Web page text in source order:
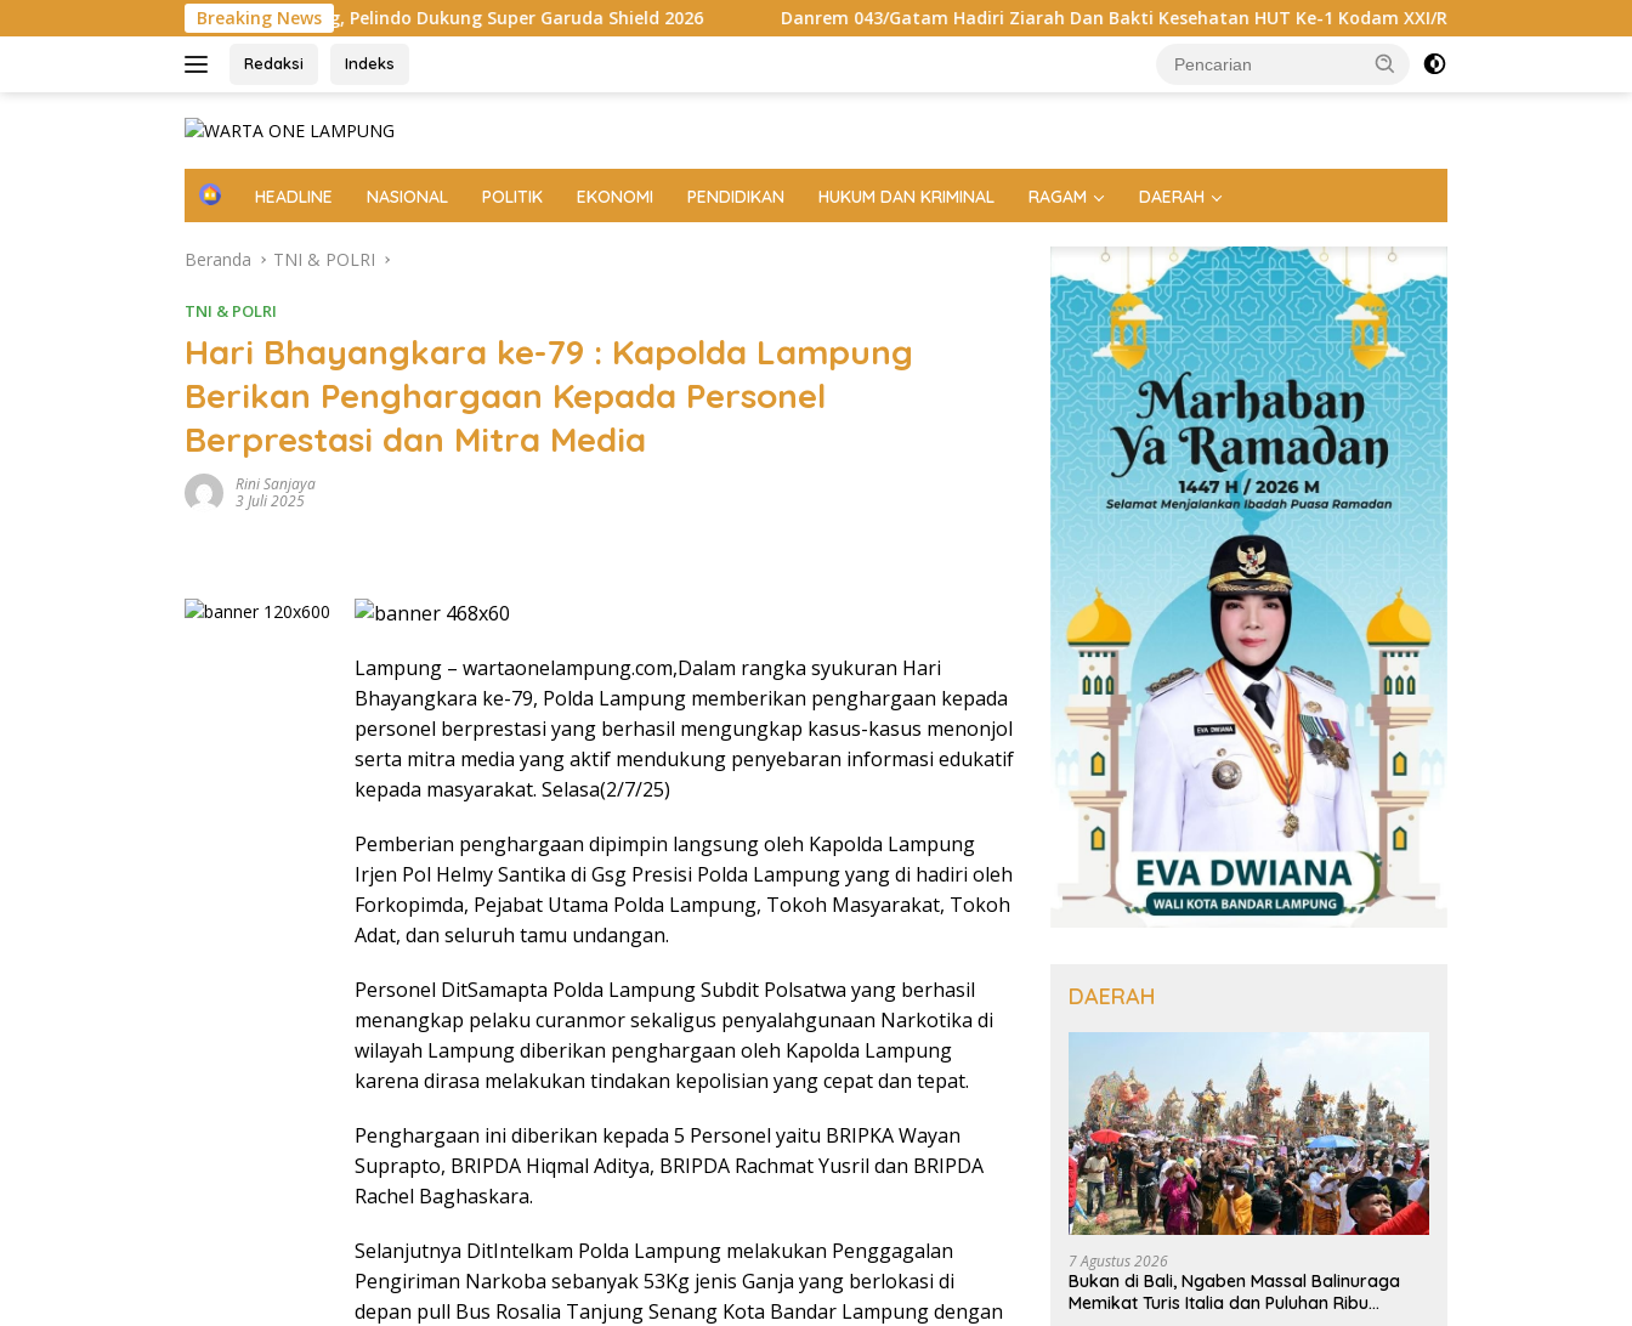
ke
Breaking News
Panjang, Pelindo Dukung Super Garuda Shield 2026 Danrem 043/Gatam Hadiri Ziarah Dan Bakti Kesehatan HUT Ke-1 Kodam XXI/Radin Inten Polemik Seleksi S3
Redaksi Indeks
H
e
HEADLINE NASIONAL POLITIK EKONOMI PENDIDIKAN HUKUM DAN KRIMINAL RAGAM DAERAH
Beranda TNI & POLRI
TNI & POLRI
Hari Bhayangkara ke-79 : Kapolda Lampung
Berikan Penghargaan Kepada Personel
Berprestasi dan Mitra Media
Rini Sanjaya
3 Juli 2025
Lampung – wartaonelampung.com,Dalam rangka syukuran Hari
Bhayangkara ke-79, Polda Lampung memberikan penghargaan kepada
personel berprestasi yang berhasil mengungkap kasus-kasus menonjol
serta mitra media yang aktif mendukung penyebaran informasi edukatif
kepada masyarakat. Selasa(2/7/25)
Pemberian penghargaan dipimpin langsung oleh Kapolda Lampung
Irjen Pol Helmy Santika di Gsg Presisi Polda Lampung yang di hadiri oleh
Forkopimda, Pejabat Utama Polda Lampung, Tokoh Masyarakat, Tokoh
Adat, dan seluruh tamu undangan.
Personel DitSamapta Polda Lampung Subdit Polsatwa yang berhasil
menangkap pelaku curanmor sekaligus penyalahgunaan Narkotika di
wilayah Lampung diberikan penghargaan oleh Kapolda Lampung
karena dirasa melakukan tindakan kepolisian yang cepat dan tepat.
Penghargaan ini diberikan kepada 5 Personel yaitu BRIPKA Wayan
Suprapto, BRIPDA Hiqmal Aditya, BRIPDA Rachmat Yusril dan BRIPDA
Rachel Baghaskara.
Selanjutnya DitIntelkam Polda Lampung melakukan Penggagalan
Pengiriman Narkoba sebanyak 53Kg jenis Ganja yang berlokasi di
depan pull Bus Rosalia Tanjung Senang Kota Bandar Lampung dengan
DAERAH
7 Agustus 2026
Bukan di Bali, Ngaben Massal Balinuraga
Memikat Turis Italia dan Puluhan Ribu